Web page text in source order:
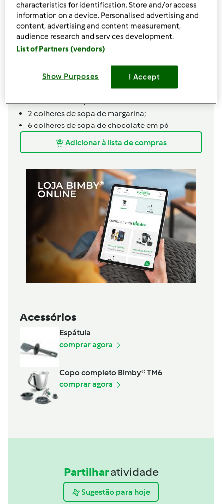
6ovo,s;
220 gr de açúcar;
60 gr de chocolate em pó;
150 gr de pão ralado;
110 gr de óleo;
(de chá) de água a ferver.
Ingredientes para a cobertura de chocolate:
condensado;
100 ml de natas;
2 colheres de sopa de margarina;
6 colheres de sopa de chocolate em pó
Adicionar à lista de compras
Acessórios
Espátula
comprar agora
Copo completo Bimby® TM6
comprar agora
Partilharatividade
Sugestão para hoje
characteristics for identification. Store and/or access
information on a device. Personalised advertising and
content, advertising and content measurement,
audience research and services development.
List of Partners (vendors)
Show Purposes I Accept